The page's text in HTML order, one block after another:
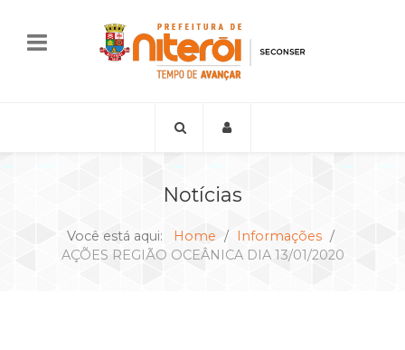
Notícias
Você está aqui: Home
Informações
AÇÕES REGIÃO OCEÂNICA DIA 13/01/2020